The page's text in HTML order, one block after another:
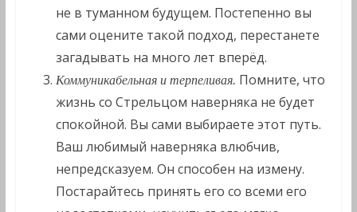
не в туманном будущем. Постепенно вы
сами оцените такой подход, перестанете
загадывать на много лет вперёд.
Коммуникабельная и терпеливая. Помните, что
жизнь со Стрельцом наверняка не будет
спокойной. Вы сами выбираете этот путь.
Ваш любимый наверняка влюбчив,
непредсказуем. Он способен на измену.
Постарайтесь принять его со всеми его